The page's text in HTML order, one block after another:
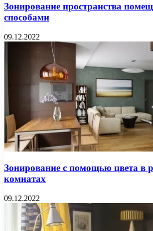
Зонирование пространства
способами
09.12.2022
Зонирование с помощью цвета в
комнатах
09.12.2022